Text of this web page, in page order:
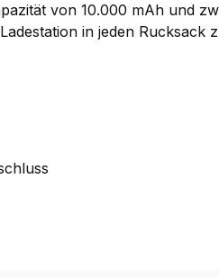
von 10.000 mAh und
in jeden Rucksack